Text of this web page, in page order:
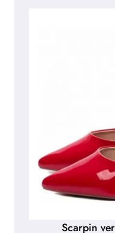
Scarpin